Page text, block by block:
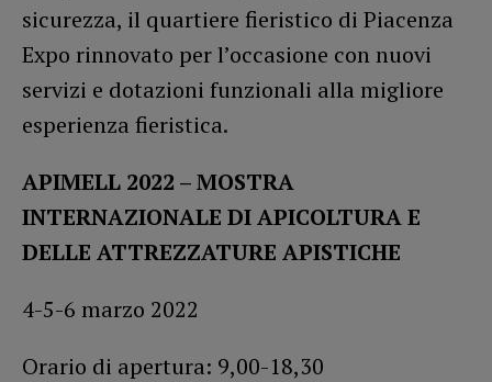
sicurezza, il quartiere fieristico di Piacenza
Expo rinnovato per l’occasione con nuovi
servizi e dotazioni funzionali alla migliore
esperienza fieristica.
APIMELL 2022 – MOSTRA
INTERNAZIONALE DI APICOLTURA E
DELLE ATTREZZATURE APISTICHE
4-5-6 marzo 2022
Orario di apertura: 9,00-18,30